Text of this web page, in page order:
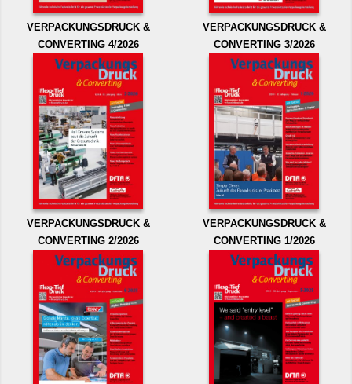
VERPACKUNGSDRUCK &
CONVERTING 4/2026
VERPACKUNGSDRUCK &
CONVERTING 3/2026
VERPACKUNGSDRUCK &
CONVERTING 2/2026
VERPACKUNGSDRUCK &
CONVERTING 1/2026